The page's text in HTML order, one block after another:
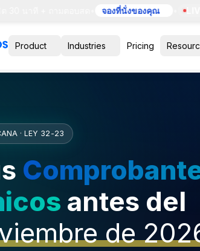
จองที่นั่งของคุณ • LIVE
Product Industries Pricing
· LEY 32-23
antes del
de